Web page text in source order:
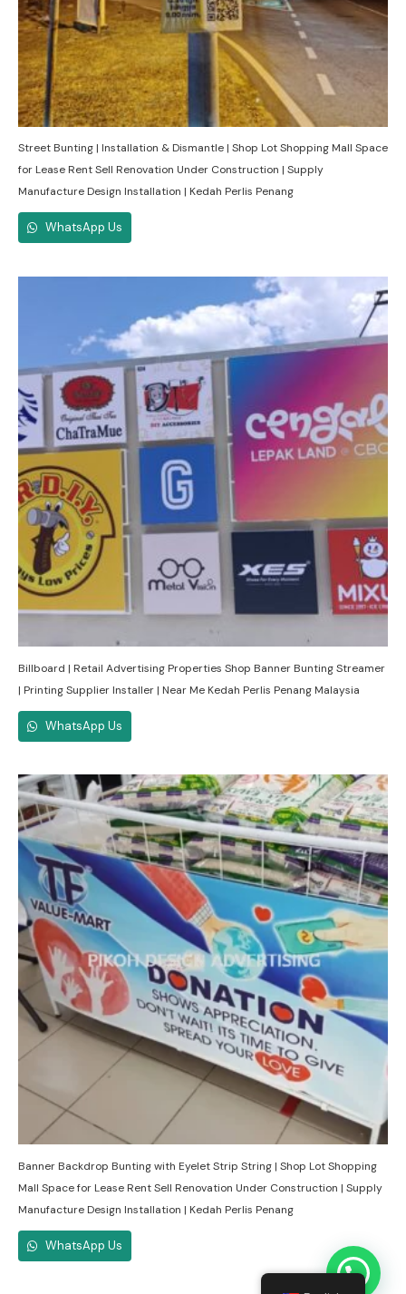
Street Bunting | Installation & Dismantle | Shop Lot Shopping Mall Space
for Lease Rent Sell Renovation Under Construction | Supply
Manufacture Design Installation | Kedah Perlis Penang
WhatsApp Us
Billboard | Retail Advertising Properties Shop Banner Bunting Streamer
| Printing Supplier Installer | Near Me Kedah Perlis Penang Malaysia
WhatsApp Us
Banner Backdrop Bunting with Eyelet Strip String | Shop Lot Shopping
Mall Space for Lease Rent Sell Renovation Under Construction | Supply
Manufacture Design Installation | Kedah Perlis Penang
WhatsApp Us